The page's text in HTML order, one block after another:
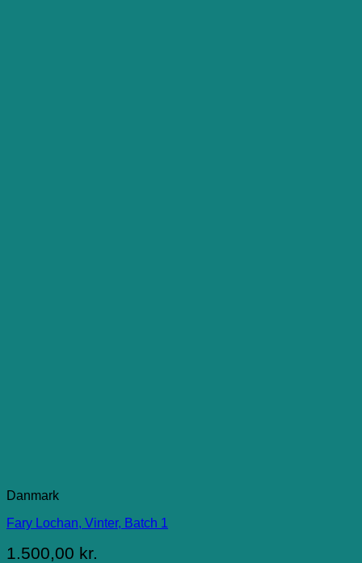
Danmark
Fary Lochan, Vinter, Batch 1
1.500,00 kr.